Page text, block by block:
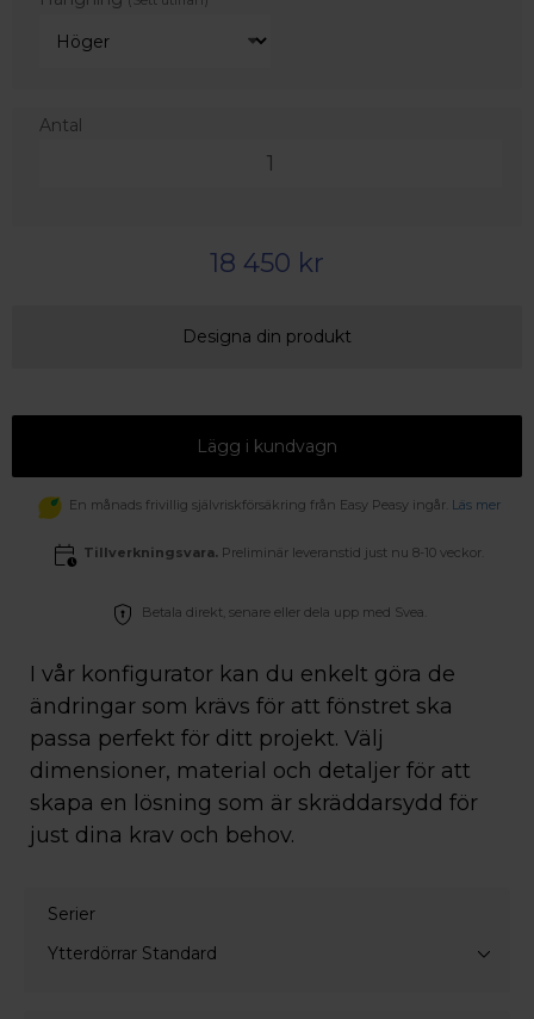
Antal
18 450 kr
Designa din produkt
Lägg i kundvagn
En månads frivillig självriskförsäkring från Easy Peasy ingår. Läs mer
Tillverkningsvara. Preliminär leveranstid just nu 8-10 veckor.
Betala direkt, senare eller dela upp med Svea.
I vår konfigurator kan du enkelt göra de
ändringar som krävs för att fönstret ska
passa perfekt för ditt projekt. Välj
dimensioner, material och detaljer för att
skapa en lösning som är skräddarsydd för
just dina krav och behov.
Serier
Ytterdörrar Standard